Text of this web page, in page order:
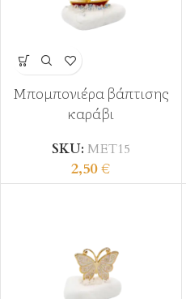
Μπομπονιέρα βάπτισης
καράβι
SKU: ΜΕΤ15
2,50€